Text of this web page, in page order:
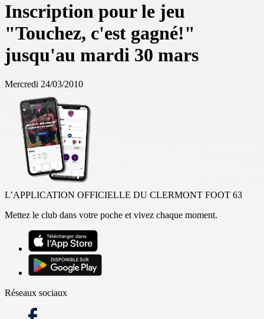
Inscription pour le jeu
"Touchez, c'est gagné!"
jusqu'au mardi 30 mars
Mercredi 24/03/2010
L’APPLICATION OFFICIELLE DU CLERMONT FOOT 63
Mettez le club dans votre poche et vivez chaque moment.
Réseaux sociaux